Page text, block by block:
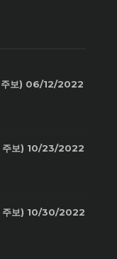
보) 06/12/2022
보) 10/23/2022
보) 10/30/2022